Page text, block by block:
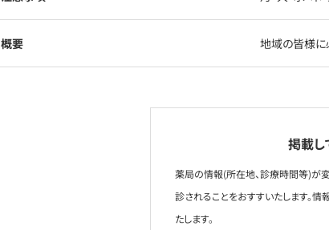
概要 地域の皆様に
掲載し
薬局の情報(所在地、診療時間等)が
診されることをおすすいたします。
たします。